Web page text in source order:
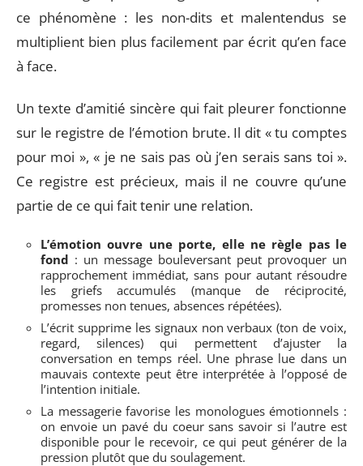
ce phénomène : les non-dits et malentendus se
multiplient bien plus facilement par écrit qu’en face
à face.
Un texte d’amitié sincère qui fait pleurer fonctionne
sur le registre de l’émotion brute. Il dit « tu comptes
pour moi », « je ne sais pas où j’en serais sans toi ».
Ce registre est précieux, mais il ne couvre qu’une
partie de ce qui fait tenir une relation.
L’émotion ouvre une porte, elle ne règle pas le
fond : un message bouleversant peut provoquer un
rapprochement immédiat, sans pour autant résoudre
les griefs accumulés (manque de réciprocité,
promesses non tenues, absences répétées).
L’écrit supprime les signaux non verbaux (ton de voix,
regard, silences) qui permettent d’ajuster la
conversation en temps réel. Une phrase lue dans un
mauvais contexte peut être interprétée à l’opposé de
l’intention initiale.
La messagerie favorise les monologues émotionnels :
on envoie un pavé du coeur sans savoir si l’autre est
disponible pour le recevoir, ce qui peut générer de la
pression plutôt que du soulagement.